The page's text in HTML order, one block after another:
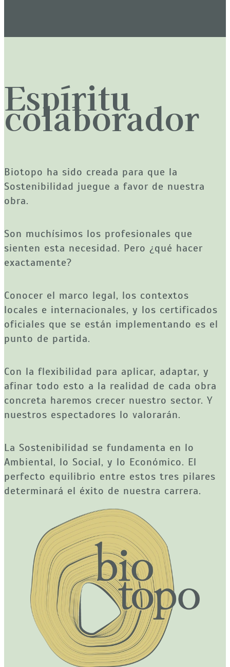
Espíritu
colaborador
Biotopo ha sido creada para que la
Sostenibilidad juegue a favor de nuestra
obra.
Son muchísimos los profesionales que
sienten esta necesidad. Pero ¿qué hacer
exactamente?
Conocer el marco legal, los contextos
locales e internacionales, y los certificados
oficiales que se están implementando es el
punto de partida.
Con la flexibilidad para aplicar, adaptar, y
afinar todo esto a la realidad de cada obra
concreta haremos crecer nuestro sector. Y
nuestros espectadores lo valorarán.
La Sostenibilidad se fundamenta en lo
Ambiental, lo Social, y lo Económico. El
perfecto equilibrio entre estos tres pilares
determinará el éxito de nuestra carrera.